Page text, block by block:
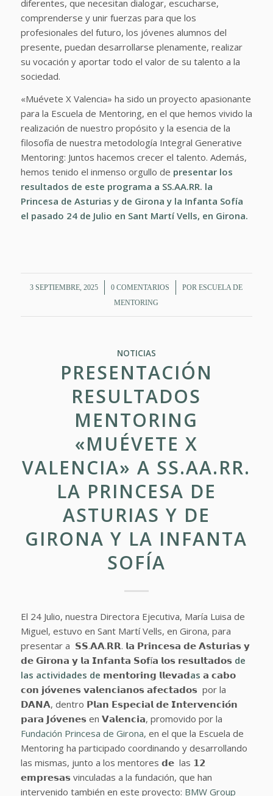
diferentes, que necesitan dialogar, escucharse,
comprenderse y unir fuerzas para que los
profesionales del futuro, los jóvenes alumnos del
presente, puedan desarrollarse plenamente, realizar
su vocación y aportar todo el valor de su talento a la
sociedad.
«Muévete X Valencia» ha sido un proyecto apasionante
para la Escuela de Mentoring, en el que hemos vivido la
realización de nuestro propósito y la esencia de la
filosofía de nuestra metodología Integral Generative
Mentoring: Juntos hacemos crecer el talento. Además,
hemos tenido el inmenso orgullo de presentar los
resultados de este programa a SS.AA.RR. la
Princesa de Asturias y de Girona y la Infanta Sofía
el pasado 24 de Julio en Sant Martí Vells, en Girona.
3 SEPTIEMBRE, 2025
/ 0 COMENTARIOS
/ PORESCUELA DE
MENTORING
NOTICIAS
PRESENTACIÓN
RESULTADOS
MENTORING
«MUÉVETE X
VALENCIA» A SS.AA.RR.
LA PRINCESA DE
ASTURIAS Y DE
GIRONA Y LA INFANTA
SOFÍA
El 24 Julio, nuestra Directora Ejecutiva, María Luisa de
Miguel, estuvo en Sant Martí Vells, en Girona, para
presentar a 𝗦𝗦.𝗔𝗔.𝗥𝗥. 𝗹𝗮 𝗣𝗿𝗶𝗻𝗰𝗲𝘀𝗮 𝗱𝗲 𝗔𝘀𝘁𝘂𝗿𝗶𝗮𝘀 𝘆
𝗱𝗲 𝗚𝗶𝗿𝗼𝗻𝗮 𝘆 𝗹𝗮 𝗜𝗻𝗳𝗮𝗻𝘁𝗮 𝗦𝗼𝗳í𝗮 𝗹𝗼𝘀 𝗿𝗲𝘀𝘂𝗹𝘁𝗮𝗱𝗼𝘀 de
las actividades de 𝗺𝗲𝗻𝘁𝗼𝗿𝗶𝗻𝗴 𝗹𝗹𝗲𝘃𝗮𝗱as 𝗮 𝗰𝗮𝗯𝗼
𝗰𝗼𝗻 𝗷𝗼́𝘃𝗲𝗻𝗲𝘀 𝘃𝗮𝗹𝗲𝗻𝗰𝗶𝗮𝗻𝗼𝘀 𝗮𝗳𝗲𝗰𝘁𝗮𝗱𝗼𝘀 por la
𝗗𝗔𝗡𝗔, dentro 𝗣𝗹𝗮𝗻 𝗘𝘀𝗽𝗲𝗰𝗶𝗮𝗹 𝗱𝗲 𝗜𝗻𝘁𝗲𝗿𝘃𝗲𝗻𝗰𝗶𝗼́𝗻
𝗽𝗮𝗿𝗮 𝗝𝗼́𝘃𝗲𝗻𝗲𝘀 en 𝗩𝗮𝗹𝗲𝗻𝗰𝗶𝗮, promovido por la
Fundación Princesa de Girona, en el que la Escuela de
Mentoring ha participado coordinando y desarrollando
las mismas, junto a los mentores 𝗱𝗲 las 𝟭𝟮
𝗲𝗺𝗽𝗿𝗲𝘀𝗮𝘀 vinculadas a la fundación, que han
intervenido también en este proyecto: BMW Group